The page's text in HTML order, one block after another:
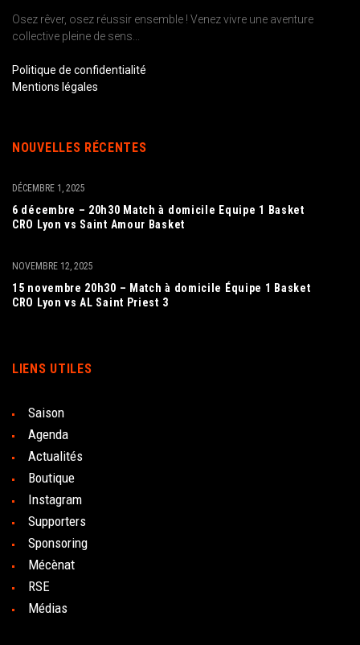
Osez rêver, osez réussir ensemble ! Venez vivre une aventure
collective pleine de sens...
Politique de confidentialité
Mentions légales
NOUVELLES RÉCENTES
6 décembre – 20h30 Match à domicile Equipe 1 Basket
CRO Lyon vs Saint Amour Basket
DÉCEMBRE 1, 2025
15 novembre 20h30 – Match à domicile Équipe 1 Basket
CRO Lyon vs AL Saint Priest 3
NOVEMBRE 12, 2025
LIENS UTILES
Saison
Agenda
Actualités
Boutique
Instagram
Supporters
Sponsoring
Mécènat
RSE
Médias